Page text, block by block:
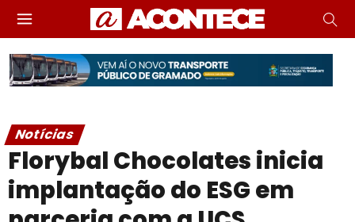
Notícias
Florybal Chocolates inicia
implantação do ESG em